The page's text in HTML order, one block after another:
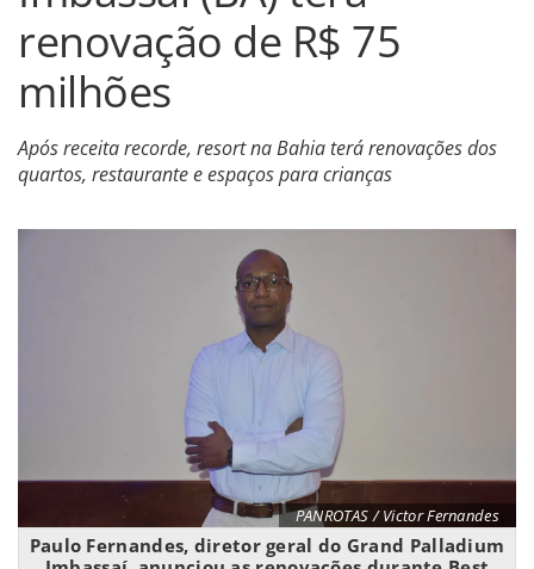
renovação de R$ 75
milhões
Após receita recorde, resort na Bahia terá renovações dos
quartos, restaurante e espaços para crianças
PANROTAS / Victor Fernandes
Paulo Fernandes, diretor geral do Grand Palladium